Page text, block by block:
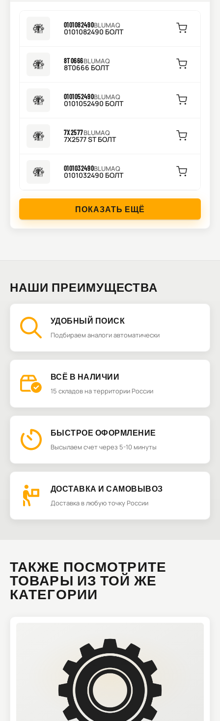
0101082490BLUMAQ
0101082490 БОЛТ
8T0666BLUMAQ
8T0666 БОЛТ
0101052490BLUMAQ
0101052490 БОЛТ
7X2577BLUMAQ
7X2577 ST БОЛТ
0101032490BLUMAQ
0101032490 БОЛТ
ПОКАЗАТЬ ЕЩЁ
НАШИ ПРЕИМУЩЕСТВА
УДОБНЫЙ ПОИСК
Подбираем аналоги автоматически
ВСЁ В НАЛИЧИИ
15 складов на территории России
БЫСТРОЕ ОФОРМЛЕНИЕ
Высылаем счет через 5-10 минуты
ДОСТАВКА И САМОВЫВОЗ
Доставка в любую точку России
ТАКЖЕ ПОСМОТРИТЕ
ТОВАРЫ ИЗ ТОЙ ЖЕ
КАТЕГОРИИ